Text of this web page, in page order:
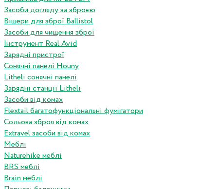
Засоби догляду за зброєю
Вішери для зброї Ballistol
Засоби для чищення зброї
Інструмент Real Avid
Зарядні пристрої
Сонячні панелі Houny
Litheli сонячні панелі
Зарядні станції Litheli
Засоби від комах
Flextail багатофункціональні фумігатори
Сольова зброя від комах
Extravel засоби від комах
Меблі
Naturehike меблі
BRS меблі
Brain меблі